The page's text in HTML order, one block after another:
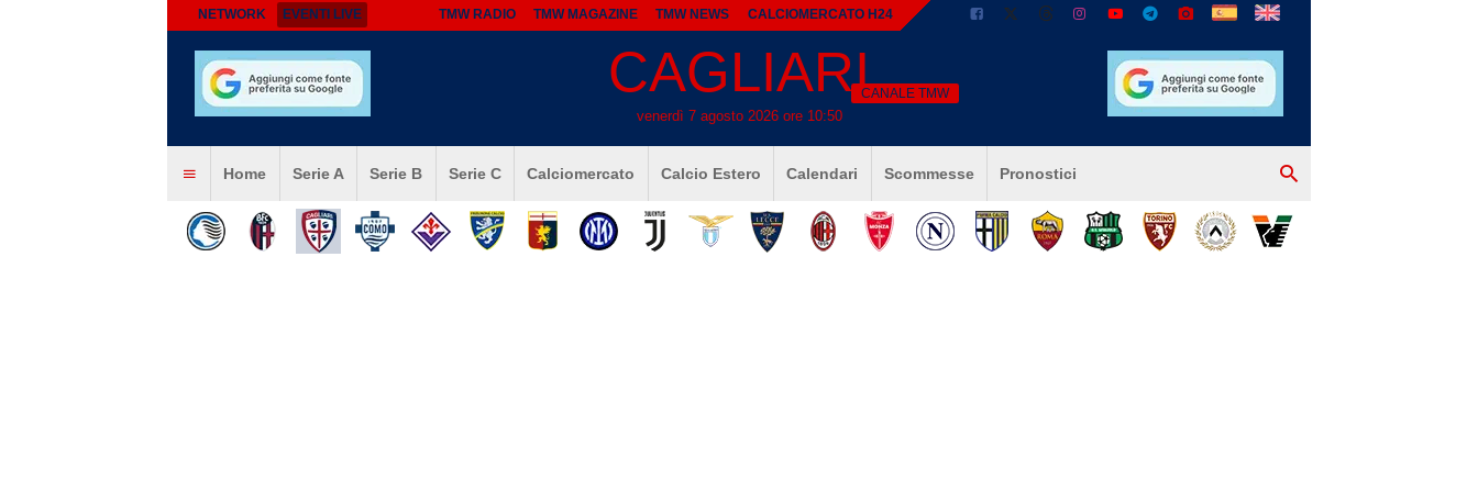
NETWORK EVENTI LIVE TMW RADIO TMW MAGAZINE TMW NEWS CALCIOMERCATO H24
CAGLIARI
venerdì 7 agosto 2026 ore 10:50
CANALE TMW
Home Serie A Serie B Serie C Calciomercato Calcio Estero Calendari Scommesse Pronostici